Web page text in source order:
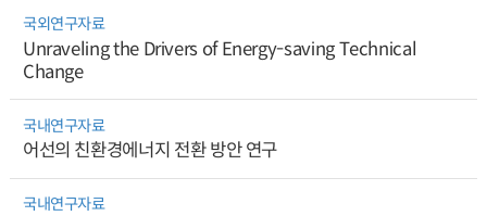
국외연구자료
Unraveling the Drivers of Energy-saving Technical
Change
국내연구자료
어선의 친환경에너지 전환 방안 연구
국내연구자료